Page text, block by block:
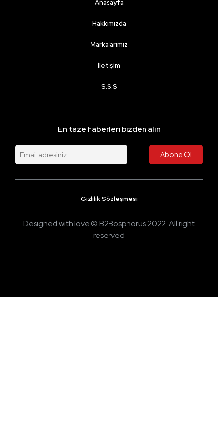
yıpranmalarını onarır.
Anasayfa
Hakkımızda
Markalarımız
İletişim
S.S.S
En taze haberleri bizden alın
Gizlilik Sözleşmesi
Designed with love © B2Bosphorus 2022. All right
reserved